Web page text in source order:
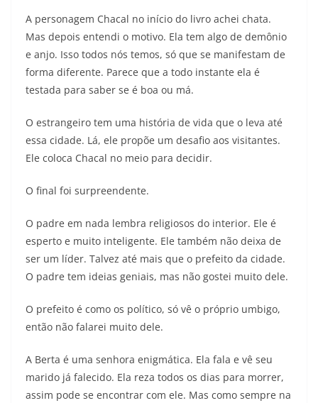
A personagem Chacal no início do livro achei chata.
Mas depois entendi o motivo. Ela tem algo de demônio
e anjo. Isso todos nós temos, só que se manifestam de
forma diferente. Parece que a todo instante ela é
testada para saber se é boa ou má.
O estrangeiro tem uma história de vida que o leva até
essa cidade. Lá, ele propõe um desafio aos visitantes.
Ele coloca Chacal no meio para decidir.
O final foi surpreendente.
O padre em nada lembra religiosos do interior. Ele é
esperto e muito inteligente. Ele também não deixa de
ser um líder. Talvez até mais que o prefeito da cidade.
O padre tem ideias geniais, mas não gostei muito dele.
O prefeito é como os político, só vê o próprio umbigo,
então não falarei muito dele.
A Berta é uma senhora enigmática. Ela fala e vê seu
marido já falecido. Ela reza todos os dias para morrer,
assim pode se encontrar com ele. Mas como sempre na